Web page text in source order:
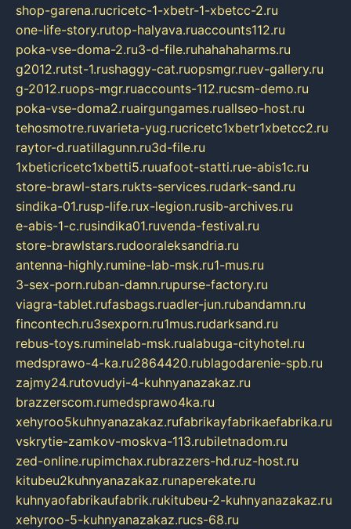
shop-garena.rucricetc-1-xbetr-1-xbetcc-2.ru
one-life-story.rutop-halyava.ruaccounts112.ru
poka-vse-doma-2.ru3-d-file.ruhahahaharms.ru
g2012.rutst-1.rushaggy-cat.ruopsmgr.ruev-gallery.ru
g-2012.ruops-mgr.ruaccounts-112.rucsm-demo.ru
poka-vse-doma2.ruairgungames.ruallseo-host.ru
tehosmotre.ruvarieta-yug.rucricetc1xbetr1xbetcc2.ru
raytor-d.ruatillagunn.ru3d-file.ru
1xbeticricetc1xbetti5.ruuafoot-statti.rue-abis1c.ru
store-brawl-stars.rukts-services.rudark-sand.ru
sindika-01.rusp-life.rux-legion.rusib-archives.ru
e-abis-1-c.rusindika01.ruvenda-festival.ru
store-brawlstars.rudooraleksandria.ru
antenna-highly.rumine-lab-msk.ru1-mus.ru
3-sex-porn.ruban-damn.rupurse-factory.ru
viagra-tablet.rufasbags.ruadler-jun.rubandamn.ru
fincontech.ru3sexporn.ru1mus.rudarksand.ru
rebus-toys.ruminelab-msk.rualabuga-cityhotel.ru
medsprawo-4-ka.ru2864420.rublagodarenie-spb.ru
zajmy24.rutovudyi-4-kuhnyanazakaz.ru
brazzerscom.rumedsprawo4ka.ru
xehyroo5kuhnyanazakaz.rufabrikayfabrikaefabrika.ru
vskrytie-zamkov-moskva-113.rubiletnadom.ru
zed-online.rupimchax.rubrazzers-hd.ruz-host.ru
kitubeu2kuhnyanazakaz.runaperekate.ru
kuhnyaofabrikaufabrik.rukitubeu-2-kuhnyanazakaz.ru
xehyroo-5-kuhnyanazakaz.rucs-68.ru